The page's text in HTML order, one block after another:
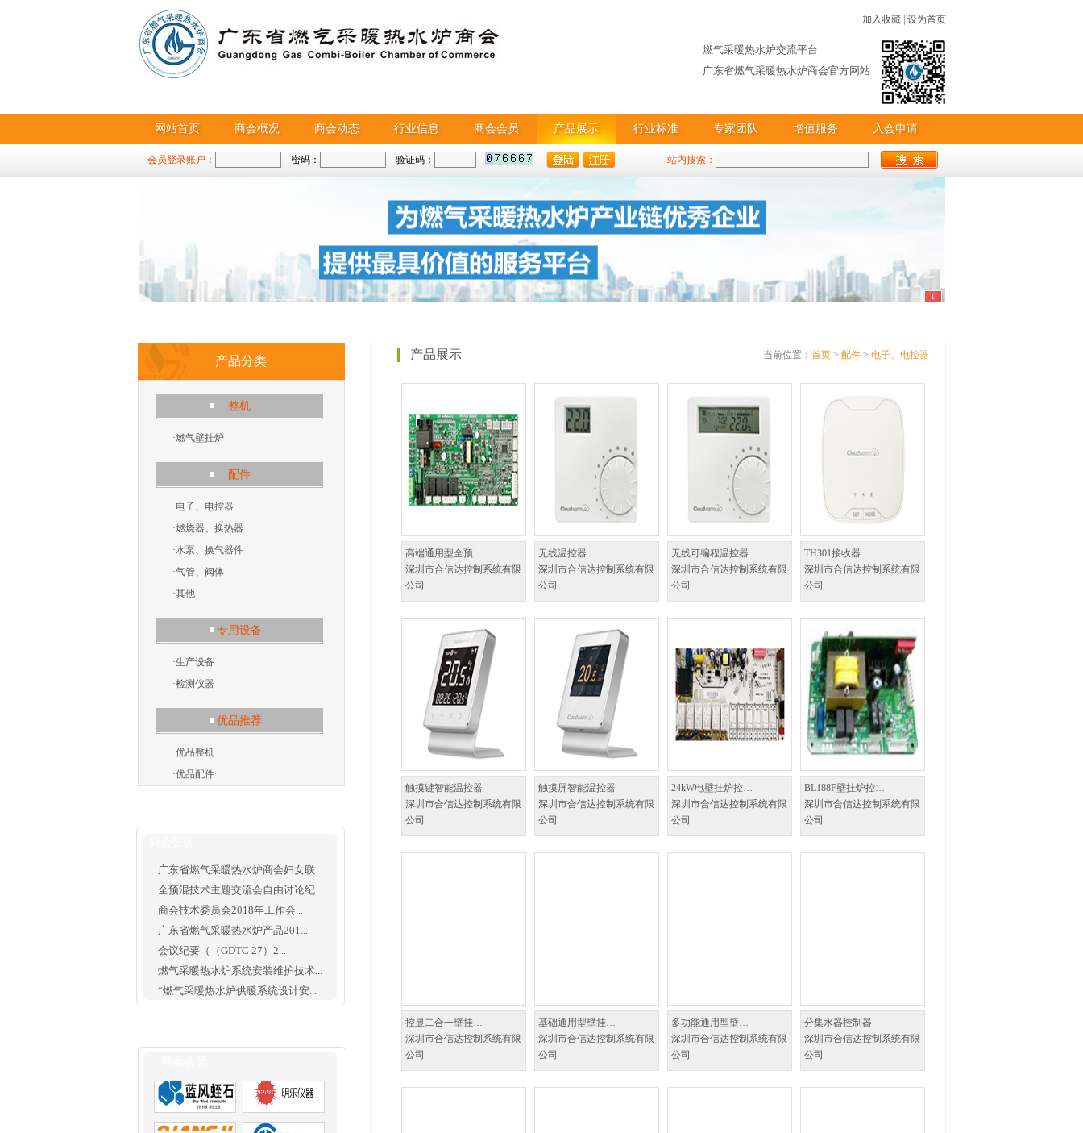
加入收藏| 设为首页
燃气采暖热水炉交流平台
广东省燃气采暖热水炉商会官方网站
网站首页 商会概况 商会动态 行业信息 商会会员 产品展示 行业标准 专家团队 增值服务 入会申请
会员登录账户： 密码： 验证码： 站内搜索：
1
产品分类
整机
·燃气壁挂炉
配件
·电子、电控器
·燃烧器、换热器
·水泵、换气器件
·气管、阀体
·其他
专用设备
·生产设备
·检测仪器
优品推荐
·优品整机
·优品配件
广东省燃气采暖热水炉商会妇女联...
全预混技术主题交流会自由讨论纪...
商会技术委员会2018年工作会...
广东省燃气采暖热水炉产品201...
会议纪要（（GDTC 27）2...
燃气采暖热水炉系统安装维护技术...
“燃气采暖热水炉供暖系统设计安...
产品展示 当前位置： 首页> 配件> 电子、电控器
高端通用型全预…
深圳市合信达控制系统有限
公司
无线温控器
深圳市合信达控制系统有限
公司
无线可编程温控器
深圳市合信达控制系统有限
公司
TH301接收器
深圳市合信达控制系统有限
公司
触摸键智能温控器
深圳市合信达控制系统有限
公司
触摸屏智能温控器
深圳市合信达控制系统有限
公司
24kW电壁挂炉控…
深圳市合信达控制系统有限
公司
BL188F壁挂炉控…
深圳市合信达控制系统有限
公司
控显二合一壁挂…
深圳市合信达控制系统有限
公司
基础通用型壁挂…
深圳市合信达控制系统有限
公司
多功能通用型壁…
深圳市合信达控制系统有限
公司
分集水器控制器
深圳市合信达控制系统有限
公司